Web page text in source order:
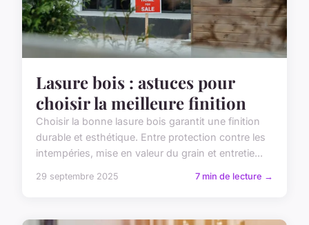
Lasure bois : astuces pour
choisir la meilleure finition
Choisir la bonne lasure bois garantit une finition
durable et esthétique. Entre protection contre les
intempéries, mise en valeur du grain et entretie...
29 septembre 2025 7 min de lecture →